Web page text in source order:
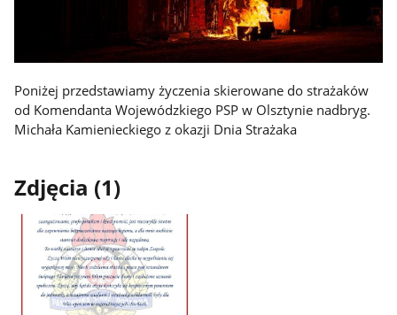
Poniżej przedstawiamy życzenia skierowane do strażaków
od Komendanta Wojewódzkiego PSP w Olsztynie nadbryg.
Michała Kamienieckiego z okazji Dnia Strażaka
Zdjęcia (1)